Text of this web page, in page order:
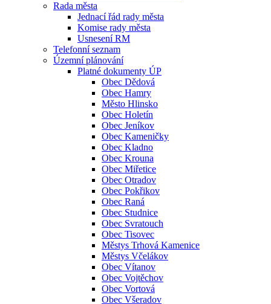
Rada města
Jednací řád rady města
Komise rady města
Usnesení RM
Telefonní seznam
Územní plánování
Platné dokumenty ÚP
Obec Dědová
Obec Hamry
Město Hlinsko
Obec Holetín
Obec Jeníkov
Obec Kameničky
Obec Kladno
Obec Krouna
Obec Miřetice
Obec Otradov
Obec Pokřikov
Obec Raná
Obec Studnice
Obec Svratouch
Obec Tisovec
Městys Trhová Kamenice
Městys Včelákov
Obec Vítanov
Obec Vojtěchov
Obec Vortová
Obec Všeradov